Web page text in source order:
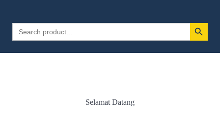
Search
for:
Search
Selamat Datang